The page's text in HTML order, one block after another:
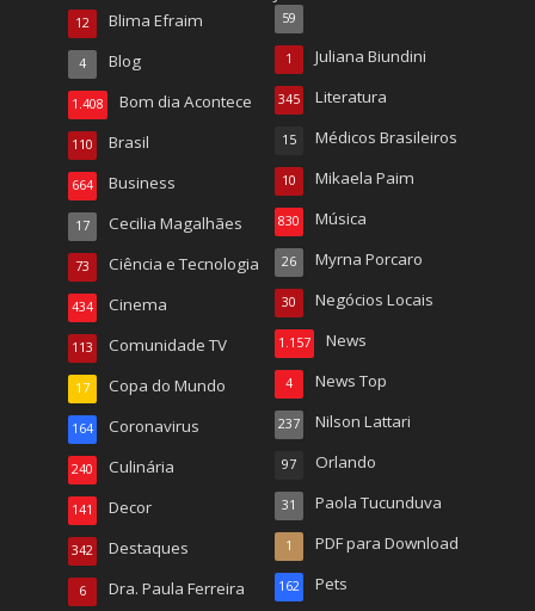
Blima Efraim
12
Blog
4
Bom dia Acontece
1.408
Brasil
110
Business
664
Cecilia Magalhães
17
Ciência e Tecnologia
73
Cinema
434
Comunidade TV
113
Copa do Mundo
17
Coronavirus
164
Culinária
240
Decor
141
Destaques
342
Dra. Paula Ferreira
6
59
Juliana Biundini
1
Literatura
345
Médicos Brasileiros
15
Mikaela Paim
10
Música
830
Myrna Porcaro
26
Negócios Locais
30
News
1.157
News Top
4
Nilson Lattari
237
Orlando
97
Paola Tucunduva
31
PDF para Download
1
Pets
162